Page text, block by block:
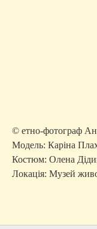
© етно-фотограф
Модель: Каріна
Костюм: Олена
Локація: Музей